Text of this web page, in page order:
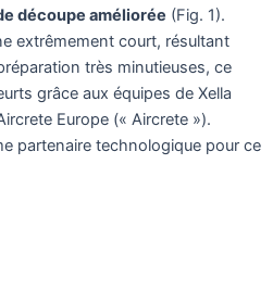
découpe améliorée (Fig. 1).
extrêmement court, résultant
très minutieuses, ce
grâce aux équipes de Xella
Europe (« Aircrete »).
partenaire technologique pour ce